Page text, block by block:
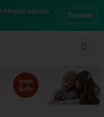
HDmall ครั้งแรก
โหลดเลย